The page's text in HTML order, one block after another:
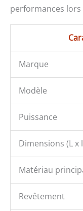
performances
Marque
Modèle
Puissance
Dimensions (L x
Matériau
Revêtement